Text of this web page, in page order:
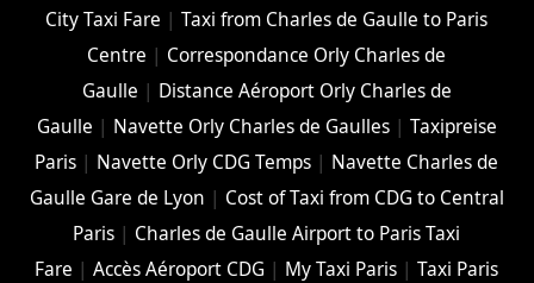
City Taxi Fare |Taxi from Charles de Gaulle to Paris
Centre | Correspondance Orly Charles de
Gaulle | Distance Aéroport Orly Charles de
Gaulle | Navette Orly Charles de Gaulles| Taxipreise
Paris | Navette Orly CDG Temps | Navette Charles de
Gaulle Gare de Lyon | Cost of Taxi from CDG to Central
Paris | Charles de Gaulle Airport to Paris Taxi
Fare |Accès Aéroport CDG | My Taxi Paris |Taxi Paris